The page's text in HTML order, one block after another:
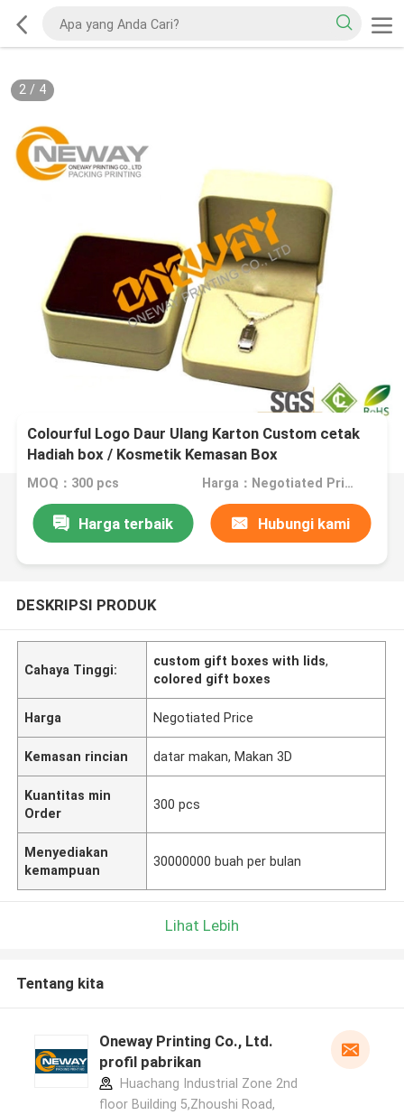
2/ 4
Colourful Logo Daur Ulang Karton Custom cetak
Hadiah box / Kosmetik Kemasan Box
MOQ：300 pcs Harga：Negotiated Price
Harga terbaik Hubungi kami
DESKRIPSI PRODUK
Cahaya Tinggi:
custom gift boxes with lids,
colored gift boxes
Harga Negotiated Price
Kemasan rincian datar makan, Makan 3D
Kuantitas min
Order
300 pcs
Menyediakan
kemampuan
30000000 buah per bulan
Lihat Lebih
Tentang kita
Oneway Printing Co., Ltd.
profil pabrikan
Huachang Industrial Zone 2nd
floor Building 5,Zhoushi Road,